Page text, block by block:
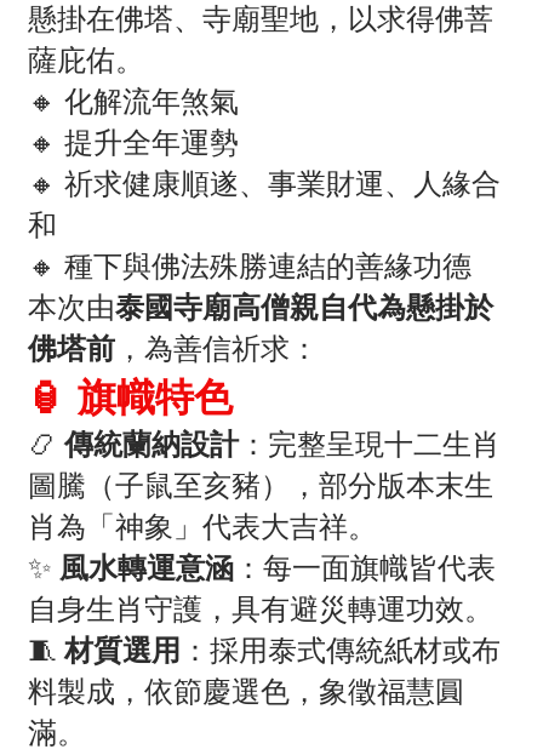
懸掛在佛塔、寺廟聖地，以求得佛菩
薩庇佑。
🔸 化解流年煞氣
🔸 提升全年運勢
🔸 祈求健康順遂、事業財運、人緣合
和
🔸 種下與佛法殊勝連結的善緣功德
本次由泰國寺廟高僧親自代為懸掛於
佛塔前 ，為善信祈求：
🏮 旗幟特色
📿傳統蘭納設計：完整呈現十二生肖
圖騰（子鼠至亥豬），部分版本末生
肖為「神象」代表大吉祥。
✨ 風水轉運意涵 ：每一面旗幟皆代表
自身生肖守護，具有避災轉運功效。
🧵材質選用 ：採用泰式傳統紙材或布
料製成，依節慶選色，象徵福慧圓
滿。